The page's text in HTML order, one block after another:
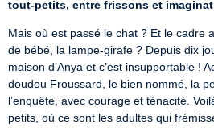
tout-petits, entre frissons et
Mais où est passé le chat ? Et le cadre
de bébé, la lampe-girafe ? Depuis dix
maison d’Anya et c’est insupportable !
doudou Froussard, le bien nommé, la
l’enquête, avec courage et ténacité.
petits, où ce sont les adultes qui